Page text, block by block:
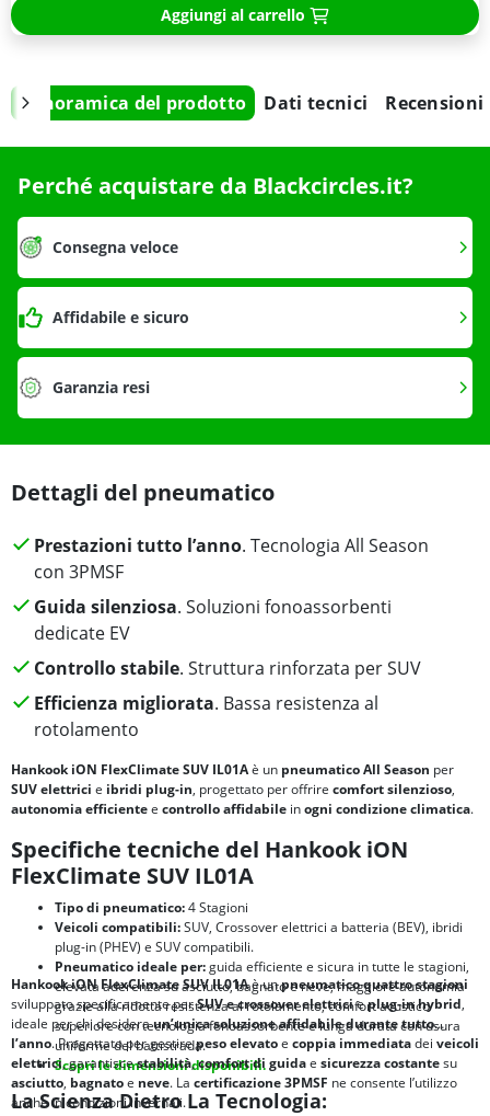
Aggiungi al carrello
Panoramica del prodotto Dati tecnici Recensioni
Perché acquistare da Blackcircles.it?
Consegna veloce
Affidabile e sicuro
Garanzia resi
Dettagli del pneumatico
Prestazioni tutto l’anno. Tecnologia All Season
con 3PMSF
Guida silenziosa. Soluzioni fonoassorbenti
dedicate EV
Controllo stabile. Struttura rinforzata per SUV
Efficienza migliorata. Bassa resistenza al
rotolamento
Hankook iON FlexClimate SUV IL01Aè un pneumatico All Season per
SUV elettrici e ibridi plug-in, progettato per offrire comfort silenzioso,
autonomia efficientee controllo affidabile inogni condizione climatica.
Specifiche tecniche del Hankook iON
FlexClimate SUV IL01A
Tipo di pneumatico:4 Stagioni
Veicoli compatibili:SUV, Crossover elettrici a batteria (BEV), ibridi
plug-in (PHEV) e SUV compatibili.
Pneumatico ideale per:guida efficiente e sicura in tutte le stagioni,
elevata aderenza su asciutto, bagnato e neve, maggiore autonomia
grazie alla ridotta resistenza al rotolamento, comfort acustico
superiore con tecnologia fonoassorbente e lunga durata con usura
uniforme del battistrada.
Scopri le dimensioni disponibili.
Hankook iON FlexClimate SUV IL01Aè unpneumatico quattro stagioni
sviluppato specificamente perSUV e crossover elettricieplug-in hybrid,
ideale per chi desideraun’unica soluzione affidabile durante tutto
l’anno. Progettato per gestirepeso elevatoe coppia immediatadei veicoli
elettrici, garantiscestabilità,comfort di guidae sicurezza costantesu
asciutto, bagnatoe neve. La certificazione 3PMSF ne consente l’utilizzo
anche in condizioni invernali.
La Scienza Dietro La Tecnologia: